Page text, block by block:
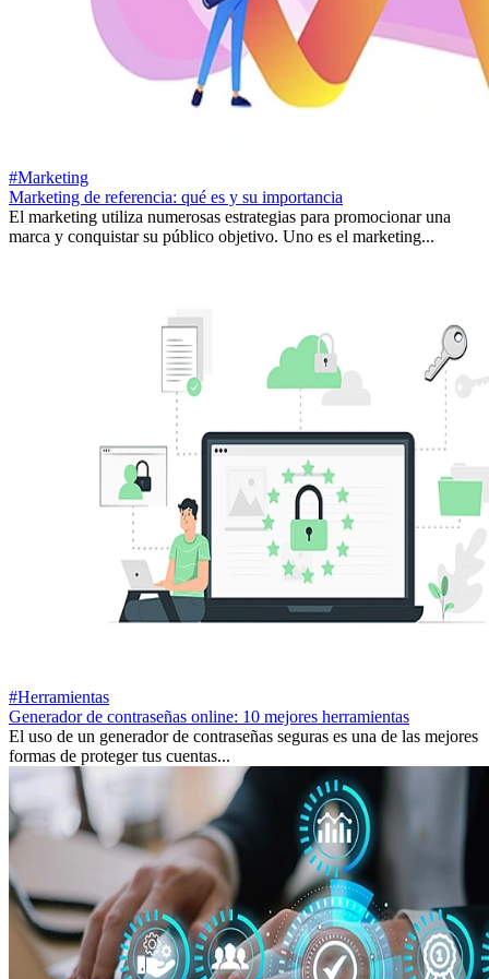
#Marketing
Marketing de referencia: qué es y su importancia
El marketing utiliza numerosas estrategias para promocionar una
marca y conquistar su público objetivo. Uno es el marketing...
#Herramientas
Generador de contraseñas online: 10 mejores herramientas
El uso de un generador de contraseñas seguras es una de las mejores
formas de proteger tus cuentas...